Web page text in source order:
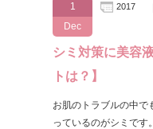
1
Dec
2017
シミ対策に美容
トは？】
お肌のトラブルの中で
っているのがシミです